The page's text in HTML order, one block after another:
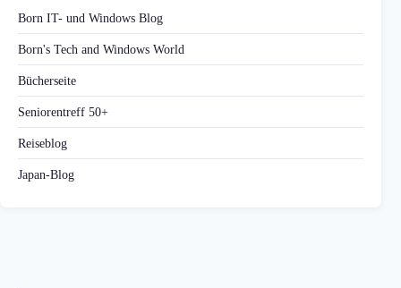
Born IT- und Windows Blog
Born's Tech and Windows World
Bücherseite
Seniorentreff 50+
Reiseblog
Japan-Blog